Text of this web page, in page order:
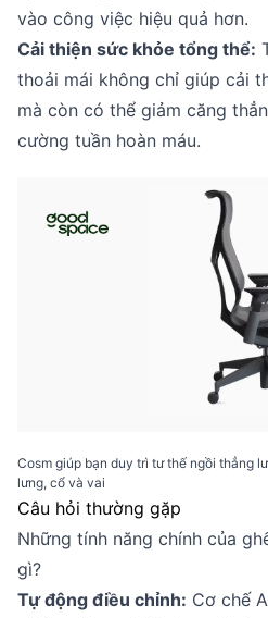
vào công việc hiệu quả hơn.
Cải thiện sức khỏe tổng thể:
thoải mái không chỉ giúp cải
mà còn có thể giảm căng
cường tuần hoàn máu.
Cosm giúp bạn duy trì tư thế ngồi thẳng
lưng, cổ và vai
Câu hỏi thường gặp
Những tính năng chính của
gì?
Tự động điều chỉnh: Cơ chế